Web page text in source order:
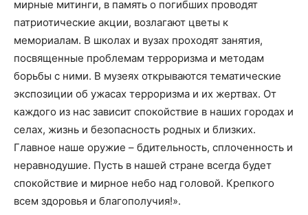
мирные митинги, в память о погибших проводят
патриотические акции, возлагают цветы к
мемориалам. В школах и вузах проходят занятия,
посвященные проблемам терроризма и методам
борьбы с ними. В музеях открываются тематические
экспозиции об ужасах терроризма и их жертвах. От
каждого из нас зависит спокойствие в наших городах и
селах, жизнь и безопасность родных и близких.
Главное наше оружие – бдительность, сплоченность и
неравнодушие. Пусть в нашей стране всегда будет
спокойствие и мирное небо над головой. Крепкого
всем здоровья и благополучия!».